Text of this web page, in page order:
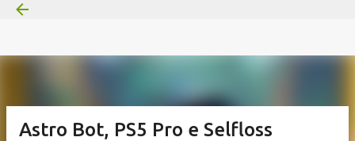
Astro Bot, PS5 Pro e Selfloss